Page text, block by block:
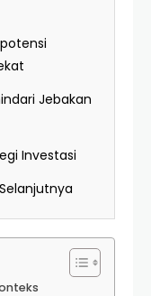
Jebakan
Investasi